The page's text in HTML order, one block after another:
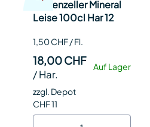
Appenzeller Mineral
Leise 100cl Har 12
1,50 CHF / Fl.
Auf Lager
18,00 CHF
/Har.
zzgl. Depot
CHF 11